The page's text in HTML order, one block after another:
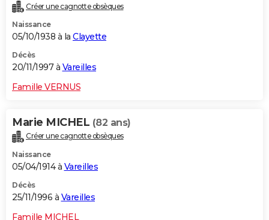
Créer une cagnotte obsèques
Naissance
05/10/1938 à la Clayette
Décès
20/11/1997 à Vareilles
Famille VERNUS
Marie MICHEL (82 ans)
Créer une cagnotte obsèques
Naissance
05/04/1914 à Vareilles
Décès
25/11/1996 à Vareilles
Famille MICHEL